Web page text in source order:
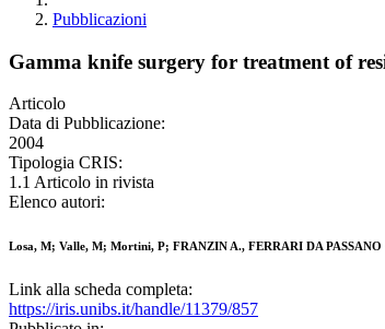
Pubblicazioni
Gamma knife surgery for treatment of
Articolo
Data di Pubblicazione:
2004
Tipologia CRIS:
1.1 Articolo in rivista
Elenco autori:
Losa, M; Valle, M; Mortini, P; FRANZIN A., FERRARI DA
Link alla scheda completa:
https://iris.unibs.it/handle/11379/857